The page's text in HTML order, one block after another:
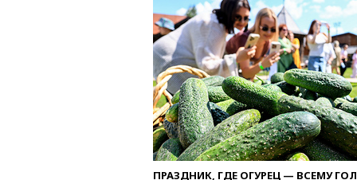
ПРАЗДНИК, ГДЕ ОГУРЕЦ — ВСЕМУ